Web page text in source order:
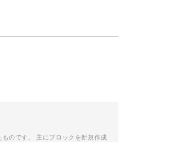
のです。 主にブロックを新規作成